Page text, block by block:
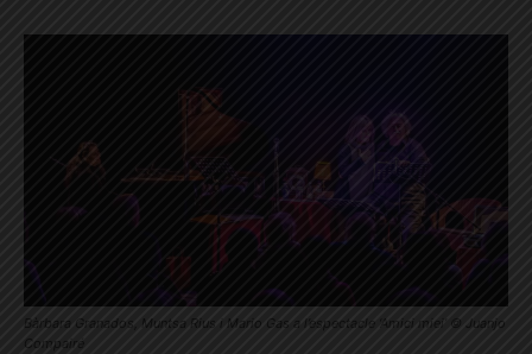
Bàrbara Granados, Muntsa Rius i Mario Gas a l’espectacle ‘Amici miei’ © Juanjo
Compairé